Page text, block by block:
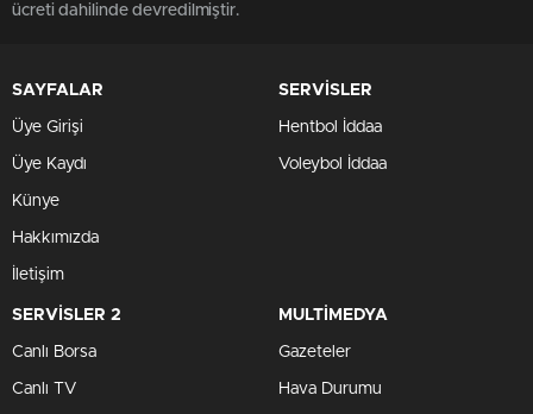
ücreti dahilinde devredilmiştir.
SAYFALAR
Üye Girişi
Üye Kaydı
Künye
Hakkımızda
İletişim
SERVİSLER
Hentbol İddaa
Voleybol İddaa
SERVİSLER 2
Canlı Borsa
Canlı TV
MULTİMEDYA
Gazeteler
Hava Durumu